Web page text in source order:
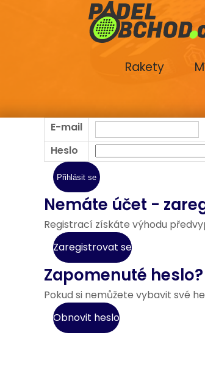
Rakety
E-mail
Heslo
Nemáte účet -
Registrací získáte výhodu
Zaregistrovat se
Zapomenuté heslo?
Pokud si nemůžete vybavit své
Obnovit heslo